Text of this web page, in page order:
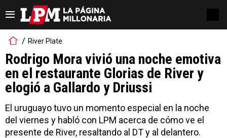
River Plate
Rodrigo Mora vivió una noche emotiva
en el restaurante Glorias de River y
elogió a Gallardo y Driussi
El uruguayo tuvo un momento especial en la noche
del viernes y habló con LPM acerca de cómo ve el
presente de River, resaltando al DT y al delantero.